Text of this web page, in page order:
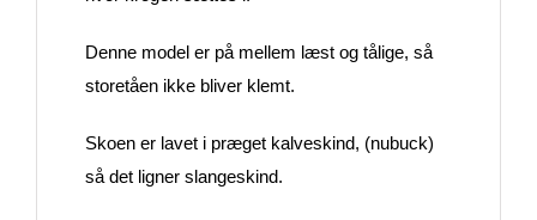
Denne model er på mellem læst og tålige, så
storetåen ikke bliver klemt.
Skoen er lavet i præget kalveskind, (nubuck)
så det ligner slangeskind.